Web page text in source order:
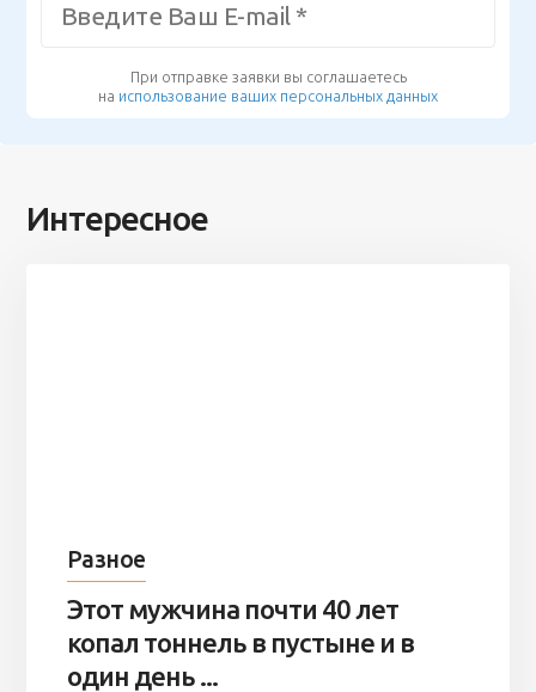
При отправке заявки вы соглашаетесь
на использование ваших персональных данных
Интересное
Разное
Этот мужчина почти 40 лет
копал тоннель в пустыне и в
один день ...